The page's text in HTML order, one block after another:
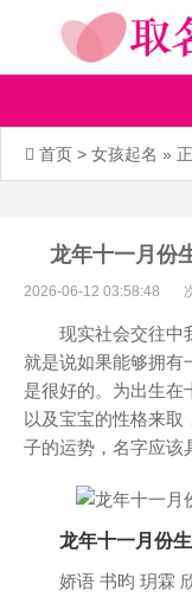
首页 > 女孩起名 »
龙年十一月份
2026-06-12 03:58:48
现实社会交往中我
就是说如果能够拥有
是很好的。为出生在
以及宝宝的性格来
子的运势，名字应该
龙年十一月份
娇语 书昀 玥霖